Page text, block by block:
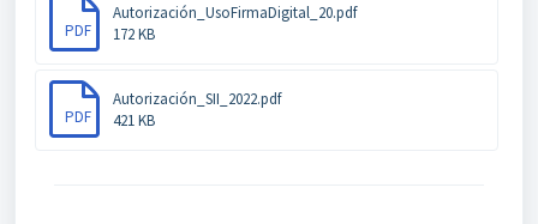
PDF
Autorización_UsoFirmaDigital_20.pdf
172 KB
PDF
Autorización_SII_2022.pdf
421 KB